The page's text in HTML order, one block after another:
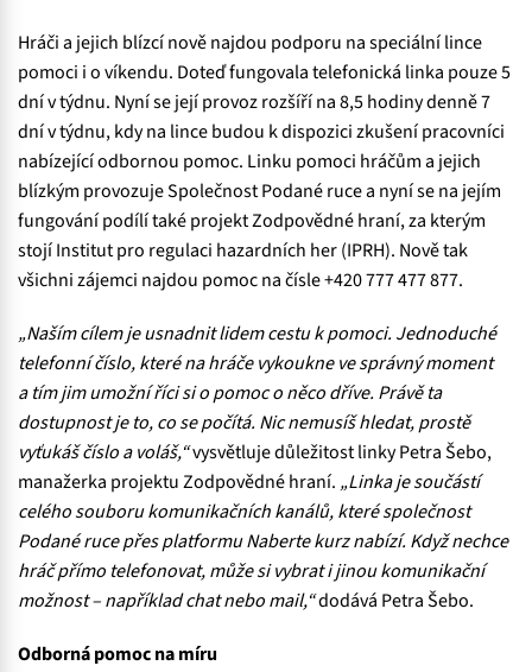
Hráči a jejich blízcí nově najdou podporu na speciální lince
pomoci i o víkendu. Doteď fungovala telefonická linka pouze 5
dní v týdnu. Nyní se její provoz rozšíří na 8,5 hodiny denně 7
dní v týdnu, kdy na lince budou k dispozici zkušení pracovníci
nabízející odbornou pomoc. Linku pomoci hráčům a jejich
blízkým provozuje Společnost Podané ruce a nyní se na jejím
fungování podílí také projekt Zodpovědné hraní, za kterým
stojí Institut pro regulaci hazardních her (IPRH). Nově tak
všichni zájemci najdou pomoc na čísle +420 777 477 877.
„Naším cílem je usnadnit lidem cestu k pomoci. Jednoduché
telefonní číslo, které na hráče vykoukne ve správný moment
a tím jim umožní říci si o pomoc o něco dříve. Právě ta
dostupnost je to, co se počítá. Nic nemusíš hledat, prostě
vyťukáš číslo a voláš,“vysvětluje důležitost linky Petra Šebo,
manažerka projektu Zodpovědné hraní. „Linka je součástí
celého souboru komunikačních kanálů, které společnost
Podané ruce přes platformu Naberte kurz nabízí. Když nechce
hráč přímo telefonovat, může si vybrat i jinou komunikační
možnost – například chat nebo mail,“dodává Petra Šebo.
Odborná pomoc na míru